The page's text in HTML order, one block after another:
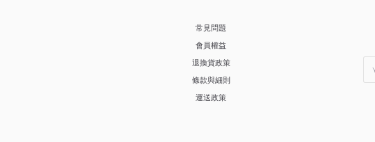
常見問題
會員權益
退換貨政策
條款與細則
運送政策